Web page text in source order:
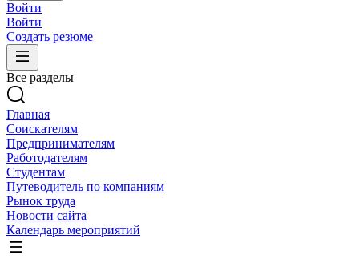
Войти
Войти
Создать резюме
Все разделы
Главная
Соискателям
Предпринимателям
Работодателям
Студентам
Путеводитель по компаниям
Рынок труда
Новости сайта
Календарь мероприятий